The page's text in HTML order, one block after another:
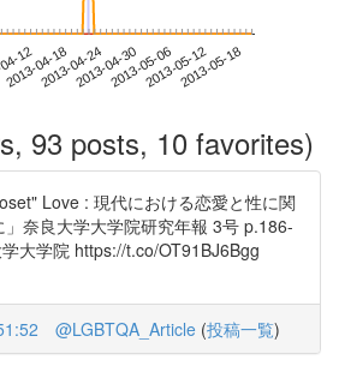
12
2013-04-182013-04-242013-04-302013-05-062013-05-122013-05-18
93 posts, 10 favorites)
Love : 現代における恋愛と性に関
奈良大学大学院研究年報 3号 p.186-
大学院 https://t.co/OT91BJ6Bgg
@LGBTQA_Article (投稿一覧)